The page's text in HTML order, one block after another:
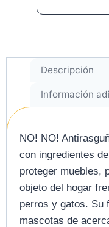
Descripción
Información
NO! NO!
con ingredientes
proteger muebles,
objeto del hogar
perros y gatos. Su
mascotas de